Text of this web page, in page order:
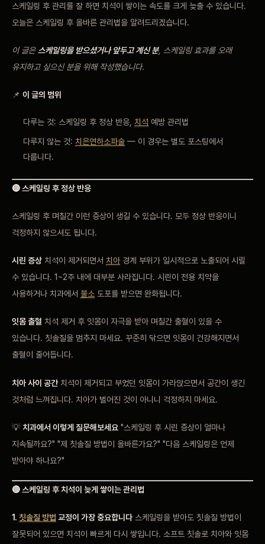
회원가입 / 로그인
스케일링 후 관리를 잘 하면 치석이 쌓이는 속도를 크게 늦출 수 있습니다.
오늘은 스케일링 후 올바른 관리법을 알려드리겠습니다.
이 글은스케일링을 받으셨거나 앞두고 계신 분, 스케일링 효과를 오래
유지하고 싶으신 분을 위해 작성했습니다.
📌 이 글의 범위
다루는 것: 스케일링 후 정상 반응, 치석 예방 관리법
다루지 않는 것: 치은연하소파술 — 이 경우는 별도 포스팅에서
다룹니다.
🔴 스케일링 후 정상 반응
스케일링 후 며칠간 이런 증상이 생길 수 있습니다. 모두 정상 반응이니
걱정하지 않으셔도 됩니다.
시린 증상 치석이 제거되면서 치아 경계 부위가 일시적으로 노출되어 시릴
수 있습니다. 1~2주 내에 대부분 사라집니다. 시린이 전용 치약을
사용하거나 치과에서 불소 도포를 받으면 완화됩니다.
잇몸 출혈 치석 제거 후 잇몸이 자극을 받아 며칠간 출혈이 있을 수
있습니다. 칫솔질을 멈추지 마세요. 꾸준히 닦으면 잇몸이 건강해지면서
출혈이 줄어듭니다.
치아 사이 공간치석이 제거되고 부었던 잇몸이 가라앉으면서 공간이 생긴
것처럼 느껴집니다. 치아가 벌어진 것이 아니니 걱정하지 마세요.
💡 치과에서 이렇게 질문해보세요 "스케일링 후 시린 증상이 얼마나
지속될까요?" "제 칫솔질 방법이 올바른가요?" "다음 스케일링은 언제
받아야 하나요?"
🔴 스케일링 후 치석이 늦게 쌓이는 관리법
1. 칫솔질 방법 교정이 가장 중요합니다 스케일링을 받아도 칫솔질 방법이
잘못되어 있으면 치석이 빠르게 다시 쌓입니다. 소프트 칫솔로 치아와 잇몸